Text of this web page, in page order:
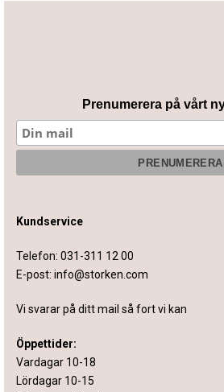
Prenumerera på vårt
Kundservice
Telefon: 031-311 12 00
E-post: info@storken.com
Vi svarar på ditt mail så fort vi kan
Öppettider:
Vardagar 10-18
Lördagar 10-15